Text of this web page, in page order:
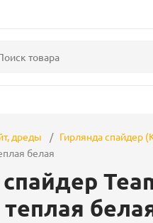
дреды Гирлянда спайдер
белая